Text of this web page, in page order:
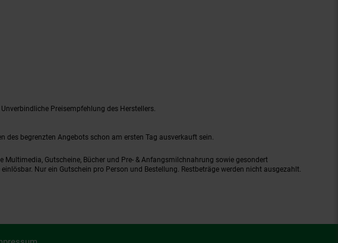
Preisempfehlung des Herstellers.
begrenzten Angebots schon am ersten Tag ausverkauft sein.
Gutscheine, Bücher und Pre- & Anfangsmilchnahrung sowie gesondert
Nur ein Gutschein pro Person und Bestellung. Restbeträge werden nicht ausgezahlt.